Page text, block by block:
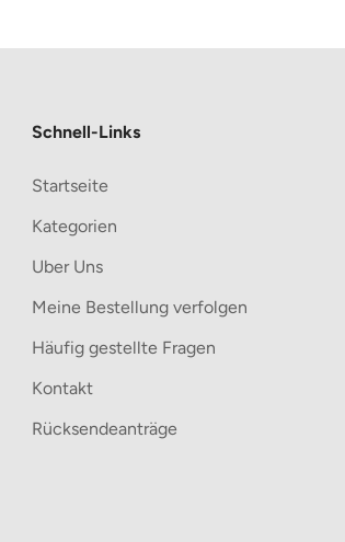
Intelligente Fächer:
Großes Fassungsvermögen:
Leicht zu transportieren:
Stilvoll und vielseitig:
Schnell-Links
Startseite
Kategorien
Uber Uns
Meine Bestellung verfolgen
Häufig gestellte Fragen
Kontakt
Rücksendeanträge